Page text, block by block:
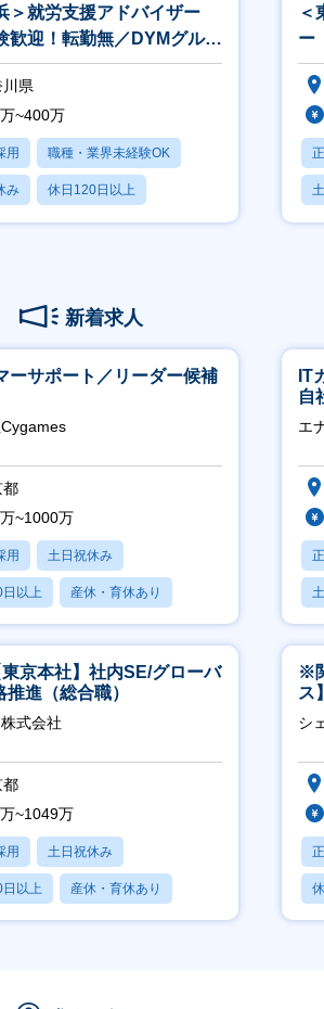
＞就労支援アドバイザー
歓迎！転勤無／DYMグルー
ピタリティ高い方歓迎】
県
~400万
用 職種・業界未経験OK
み 休日120日以上
休あり
＜
ー
ー
新着求人
ーサポート／リーダー候補
都
~1000万
用 土日祝休み
以上 産休・育休あり
時間以内
IT
自
エ
京本社】社内SE/グローバ
推進（総合職）
式会社
都
~1049万
用 土日祝休み
以上 産休・育休あり
時間以内
※
ス
ー
シ